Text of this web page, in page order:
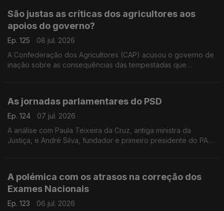
São justas as críticas dos agricultores aos
apoios do governo?
Ep. 125
08 jul. 2026
A Confederação dos Agricultores (CAP) acusou o governo de
inação sobre as consequências das tempestadas que
As jornadas parlamentares do PSD
Ep. 124
07 jul. 2026
A análise com Paula Teixeira da Cruz, antiga ministra da
Justiça, e André Silva, fundador e primeiro presidente do PAN.
A polémica com os atrasos na correção dos
Exames Nacionais
Ep. 123
06 jul. 2026